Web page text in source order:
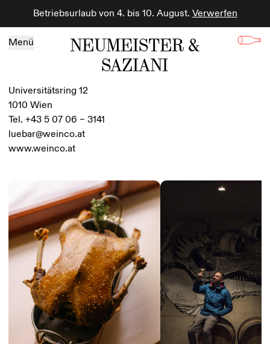
Betriebsurlaub von 4. bis 10. August. Verwerfen
Menü
NEUMEISTER &
SAZIANI
Universitätsring 12
1010 Wien
Tel. +43 5 07 06 – 3141
luebar@weinco.at
www.weinco.at